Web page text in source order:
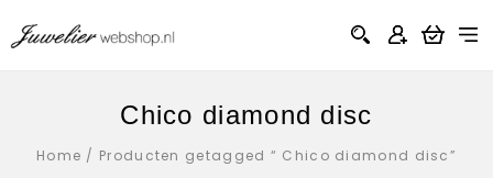
Chico diamond disc
Home / Producten getagged “ Chico diamond disc”